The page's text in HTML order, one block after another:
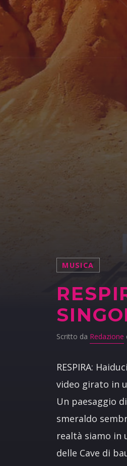
MUSICA
Scritto da Redazione
RESPIRA:
video girato in
Un paesaggio
smeraldo
realtà siamo in
delle Cave di